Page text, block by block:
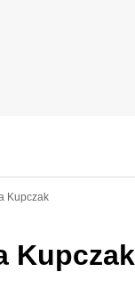
Kupczak
Kupczak